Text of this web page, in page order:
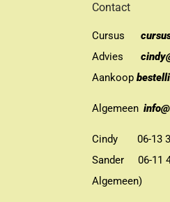
Contact
Cursus
Advies
Aankoop
Algemeen
Cindy 06-13
Sander 06-11
Algemeen)